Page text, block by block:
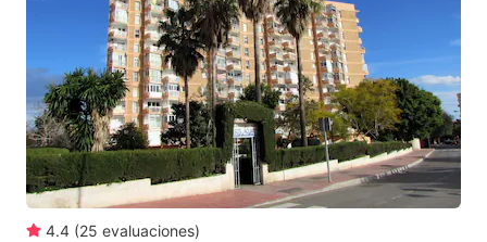
4.4 (25 evaluaciones)